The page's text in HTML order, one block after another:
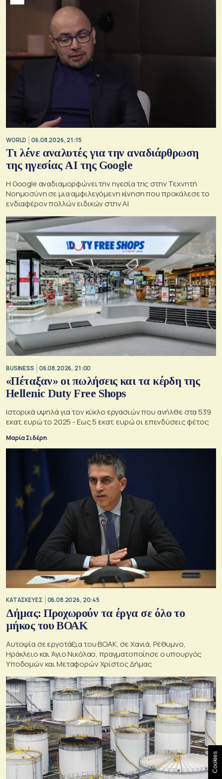
WORLD 06.08.2026, 21:15
Τι λένε αναλυτές για την αναδιάρθρωση
της ηγεσίας ΑΙ της Google
Η Google αναδιαμορφώνει την ηγεσία της στην Τεχνητή
Νοημοσύνη σε μια αμφιλεγόμενη κίνηση που προκάλεσε το
ενδιαφέρον πολλών ειδικών στην ΑΙ
BUSINESS 06.08.2026, 21:00
«Πέταξαν» οι πωλήσεις και τα κέρδη της
Hellenic Duty Free Shops
Ιστορικά υψηλά για τον κύκλο εργασιών που ανήλθε στα 539
εκατ. ευρώ το 2025 - Εως 5 εκατ. ευρώ οι επενδύσεις φέτος
Μαρία Σιδέρη
ΚΑΤΑΣΚΕΥΕΣ 06.08.2026, 20:45
Δήμας: Προχωρούν τα έργα σε όλο το
μήκος του ΒΟΑΚ
Αυτοψία σε εργοτάξια του ΒΟΑΚ, σε Χανιά, Ρέθυμνο,
Ηράκλειο και Άγιο Νικόλαο, πραγματοποίησε ο υπουργός
Υποδομών και Μεταφορών Χρίστος Δήμας
Cookies